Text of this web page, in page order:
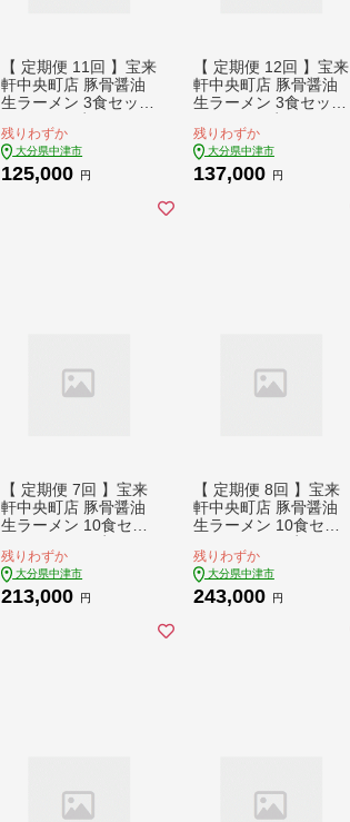
【 定期便 11回 】宝来
軒中央町店 豚骨醤油
生ラーメン 3食セット
豚骨 醤油 豚骨ラーメ
ン とんこつラーメン
醤油ラーメン 自家製
残りわずか
大分県中津市
125,000 円
【 定期便 12回 】宝来
軒中央町店 豚骨醤油
生ラーメン 3食セット
豚骨 醤油 豚骨ラーメ
ン とんこつラーメン
醤油ラーメン 自家製
残りわずか
大分県中津市
137,000 円
【 定期便 7回 】宝来
軒中央町店 豚骨醤油
生ラーメン 10食セッ
メン 豚骨 醤油 豚骨ラ
ーメン とんこつラー
メン 醤油ラーメン 自
残りわずか
大分県中津市
213,000 円
【 定期便 8回 】宝来
軒中央町店 豚骨醤油
生ラーメン 10食セッ
メン 豚骨 醤油 豚骨ラ
ーメン とんこつラー
メン 醤油ラーメン 自
残りわずか
大分県中津市
243,000 円